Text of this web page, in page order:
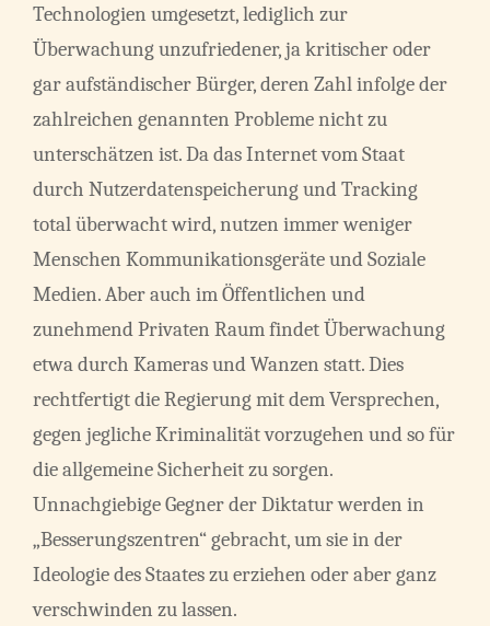
Technologien umgesetzt, lediglich zur
Überwachung unzufriedener, ja kritischer oder
gar aufständischer Bürger, deren Zahl infolge der
zahlreichen genannten Probleme nicht zu
unterschätzen ist. Da das Internet vom Staat
durch Nutzerdatenspeicherung und Tracking
total überwacht wird, nutzen immer weniger
Menschen Kommunikationsgeräte und Soziale
Medien. Aber auch im Öffentlichen und
zunehmend Privaten Raum findet Überwachung
etwa durch Kameras und Wanzen statt. Dies
rechtfertigt die Regierung mit dem Versprechen,
gegen jegliche Kriminalität vorzugehen und so für
die allgemeine Sicherheit zu sorgen.
Unnachgiebige Gegner der Diktatur werden in
„Besserungszentren“ gebracht, um sie in der
Ideologie des Staates zu erziehen oder aber ganz
verschwinden zu lassen.